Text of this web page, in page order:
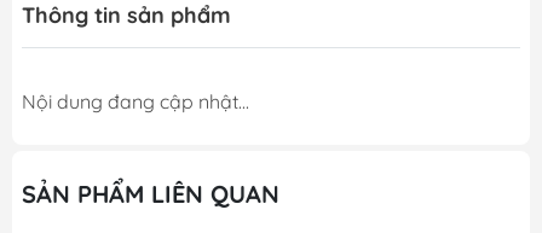
Thông tin sản phẩm
Nội dung đang cập nhật...
SẢN PHẨM LIÊN QUAN